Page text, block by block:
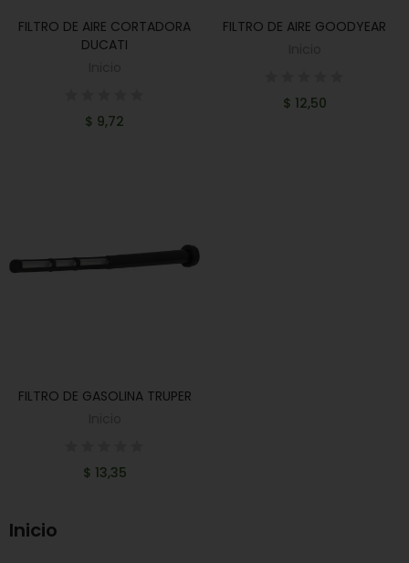
AÑADIR AL CARRITO
FILTRO DE AIRE CORTADORA
DUCATI
$ 9,72
AÑADIR AL CARRITO
FILTRO DE AIRE GOODYEAR
$ 12,50
AÑADIR AL CARRITO
FILTRO DE GASOLINA TRUPER
$ 13,35
Inicio